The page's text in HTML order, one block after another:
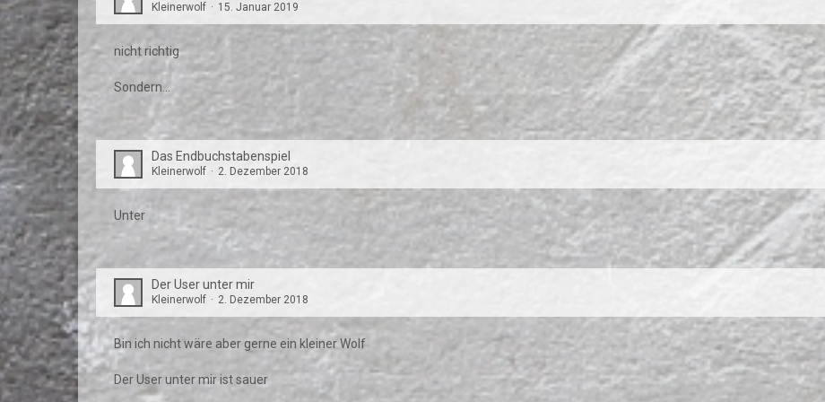
Kleinerwolf 15. Januar 2019
nicht richtig
Sondern...
Das Endbuchstabenspiel
Kleinerwolf 2. Dezember 2018
Unter
Der User unter mir
Kleinerwolf 2. Dezember 2018
Bin ich nicht wäre aber gerne ein kleiner Wolf
Der User unter mir ist sauer